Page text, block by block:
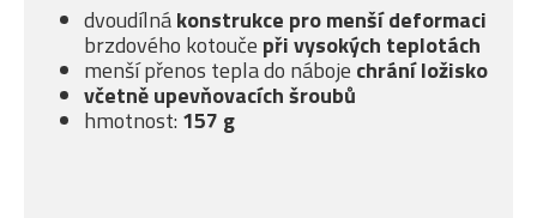
dvoudílnákonstrukce pro menší deformaci
brzdového kotouče při vysokých teplotách
menší přenos tepla do náboje chrání ložisko
včetně upevňovacích šroubů
hmotnost: 157 g